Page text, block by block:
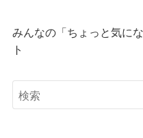
みんなの「ちょっと気に
ト